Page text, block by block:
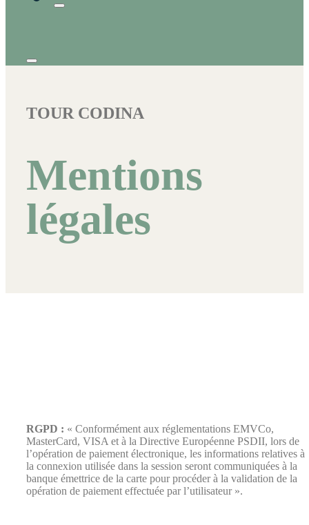
TOUR CODINA
Mentions
légales
RGPD : « Conformément aux réglementations EMVCo,
MasterCard, VISA et à la Directive Européenne PSDII, lors de
l’opération de paiement électronique, les informations relatives à
la connexion utilisée dans la session seront communiquées à la
banque émettrice de la carte pour procéder à la validation de la
opération de paiement effectuée par l’utilisateur ».